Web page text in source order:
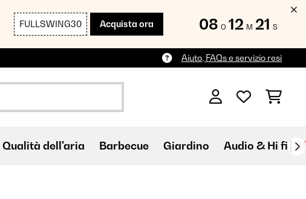
FULLSWING30 Acquista ora 08 O 12 M 20 S
Aiuto, FAQs e servizio resi
Qualità dell'aria Barbecue Giardino Audio & Hi fi